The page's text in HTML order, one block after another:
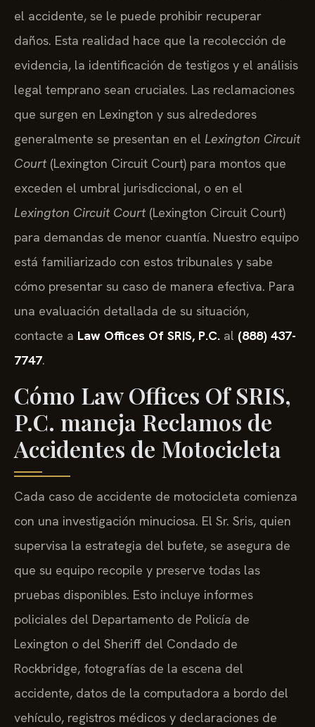
el accidente, se le puede prohibir recuperar
daños. Esta realidad hace que la recolección de
evidencia, la identificación de testigos y el análisis
legal temprano sean cruciales. Las reclamaciones
que surgen en Lexington y sus alrededores
generalmente se presentan en el Lexington Circuit
Court(Lexington Circuit Court) para montos que
exceden el umbral jurisdiccional, o en el
Lexington Circuit Court(Lexington Circuit Court)
para demandas de menor cuantía. Nuestro equipo
está familiarizado con estos tribunales y sabe
cómo presentar su caso de manera efectiva. Para
una evaluación detallada de su situación,
contacte a Law Offices Of SRIS, P.C. al (888) 437-
7747.
Cómo Law Offices Of SRIS,
P.C. maneja Reclamos de
Accidentes de Motocicleta
Cada caso de accidente de motocicleta comienza
con una investigación minuciosa. El Sr. Sris, quien
supervisa la estrategia del bufete, se asegura de
que su equipo recopile y preserve todas las
pruebas disponibles. Esto incluye informes
policiales del Departamento de Policía de
Lexington o del Sheriff del Condado de
Rockbridge, fotografías de la escena del
accidente, datos de la computadora a bordo del
vehículo, registros médicos y declaraciones de